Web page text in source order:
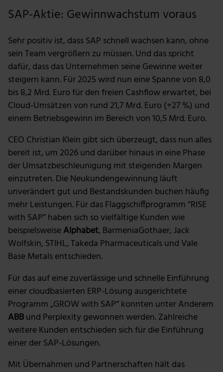
SAP-Aktie: Gewinnwachstum voraus
Sehr positiv ist, dass SAP schnell wachsen kann, ohne
sein Team vergrößern zu müssen. Und das spricht
dafür, dass das Unternehmen seine Gewinne weiter
steigern kann. Für 2025 wird nun eine Spanne von 8,0
bis 8,2 Mrd. Euro für den freien Cashflow erwartet, bei
Cloud-Umsätzen von rund 21,7 Mrd. Euro (+27 %) und
einem Betriebsgewinn im Bereich von 10,5 Mrd. Euro.
CEO Christian Klein gibt sich überzeugt, dass nun alles
bereit ist, um 2026 und darüber hinaus in eine Phase
der Umsatzbeschleunigung mit steigenden Margen
einzutreten. Die Neukundengewinnung läuft
unverändert gut und Bestandskunden buchen häufig
mehr Leistungen. Für das Flaggschiffprogramm “RISE
with SAP” haben sich so vielfältige Kunden wie
beispielsweiseAlphabet, BarmeniaGothaer, Jack
Wolfskin, STIHL, Takeda Pharmaceuticals und Vale
Base Metals entschieden.
Für das auf eine zuverlässige und schnelle Einführung
einer cloudbasierten ERP-Lösung ausgerichtete
Programm „GROW with SAP“ konnten unter Anderem
ABBund Perplexity gewonnen werden. Zahlreiche
weitere Kunden entschieden sich für die Einführung
einer der SAP-Lösungen.
Mit Übernahmen und Partnerschaften hält das